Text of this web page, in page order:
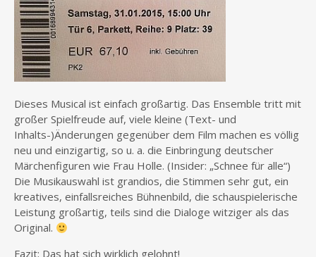
Dieses Musical ist einfach großartig. Das Ensemble tritt mit
großer Spielfreude auf, viele kleine (Text- und
Inhalts-)Änderungen gegenüber dem Film machen es völlig
neu und einzigartig, so u. a. die Einbringung deutscher
Märchenfiguren wie Frau Holle. (Insider: „Schnee für alle“)
Die Musikauswahl ist grandios, die Stimmen sehr gut, ein
kreatives, einfallsreiches Bühnenbild, die schauspielerische
Leistung großartig, teils sind die Dialoge witziger als das
Original.
Fazit: Das hat sich wirklich gelohnt!